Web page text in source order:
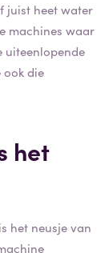
juist heet water
machines waar
uiteenlopende
ook die
het
het neusje van